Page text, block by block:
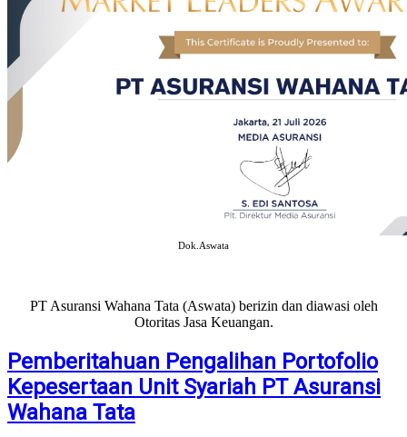
Dok.Aswata
PT Asuransi Wahana Tata (Aswata) berizin dan diawasi oleh
Otoritas Jasa Keuangan.
Pemberitahuan Pengalihan Portofolio
Kepesertaan Unit Syariah PT Asuransi
Wahana Tata